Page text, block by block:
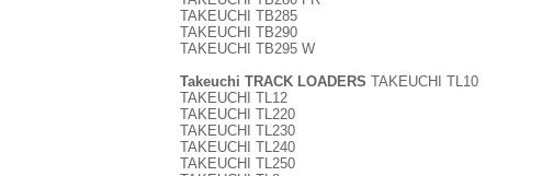
TAKEUCHI TB285
TAKEUCHI TB290
TAKEUCHI TB295 W
Takeuchi TRACK LOADERS TAKEUCHI TL10
TAKEUCHI TL12
TAKEUCHI TL220
TAKEUCHI TL230
TAKEUCHI TL240
TAKEUCHI TL250